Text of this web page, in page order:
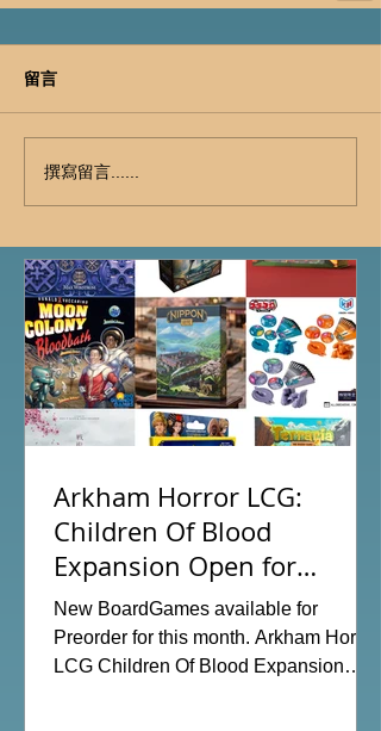
留言
撰寫留言......
Arkham Horror LCG:
Children Of Blood
Expansion Open for
Preorder|Boardgames Pre-
Order News July2026
New BoardGames available for
Preorder for this month. Arkham Horror
LCG Children Of Blood Expansion